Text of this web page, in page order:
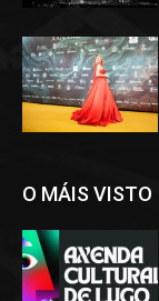
O MÁIS VISTO